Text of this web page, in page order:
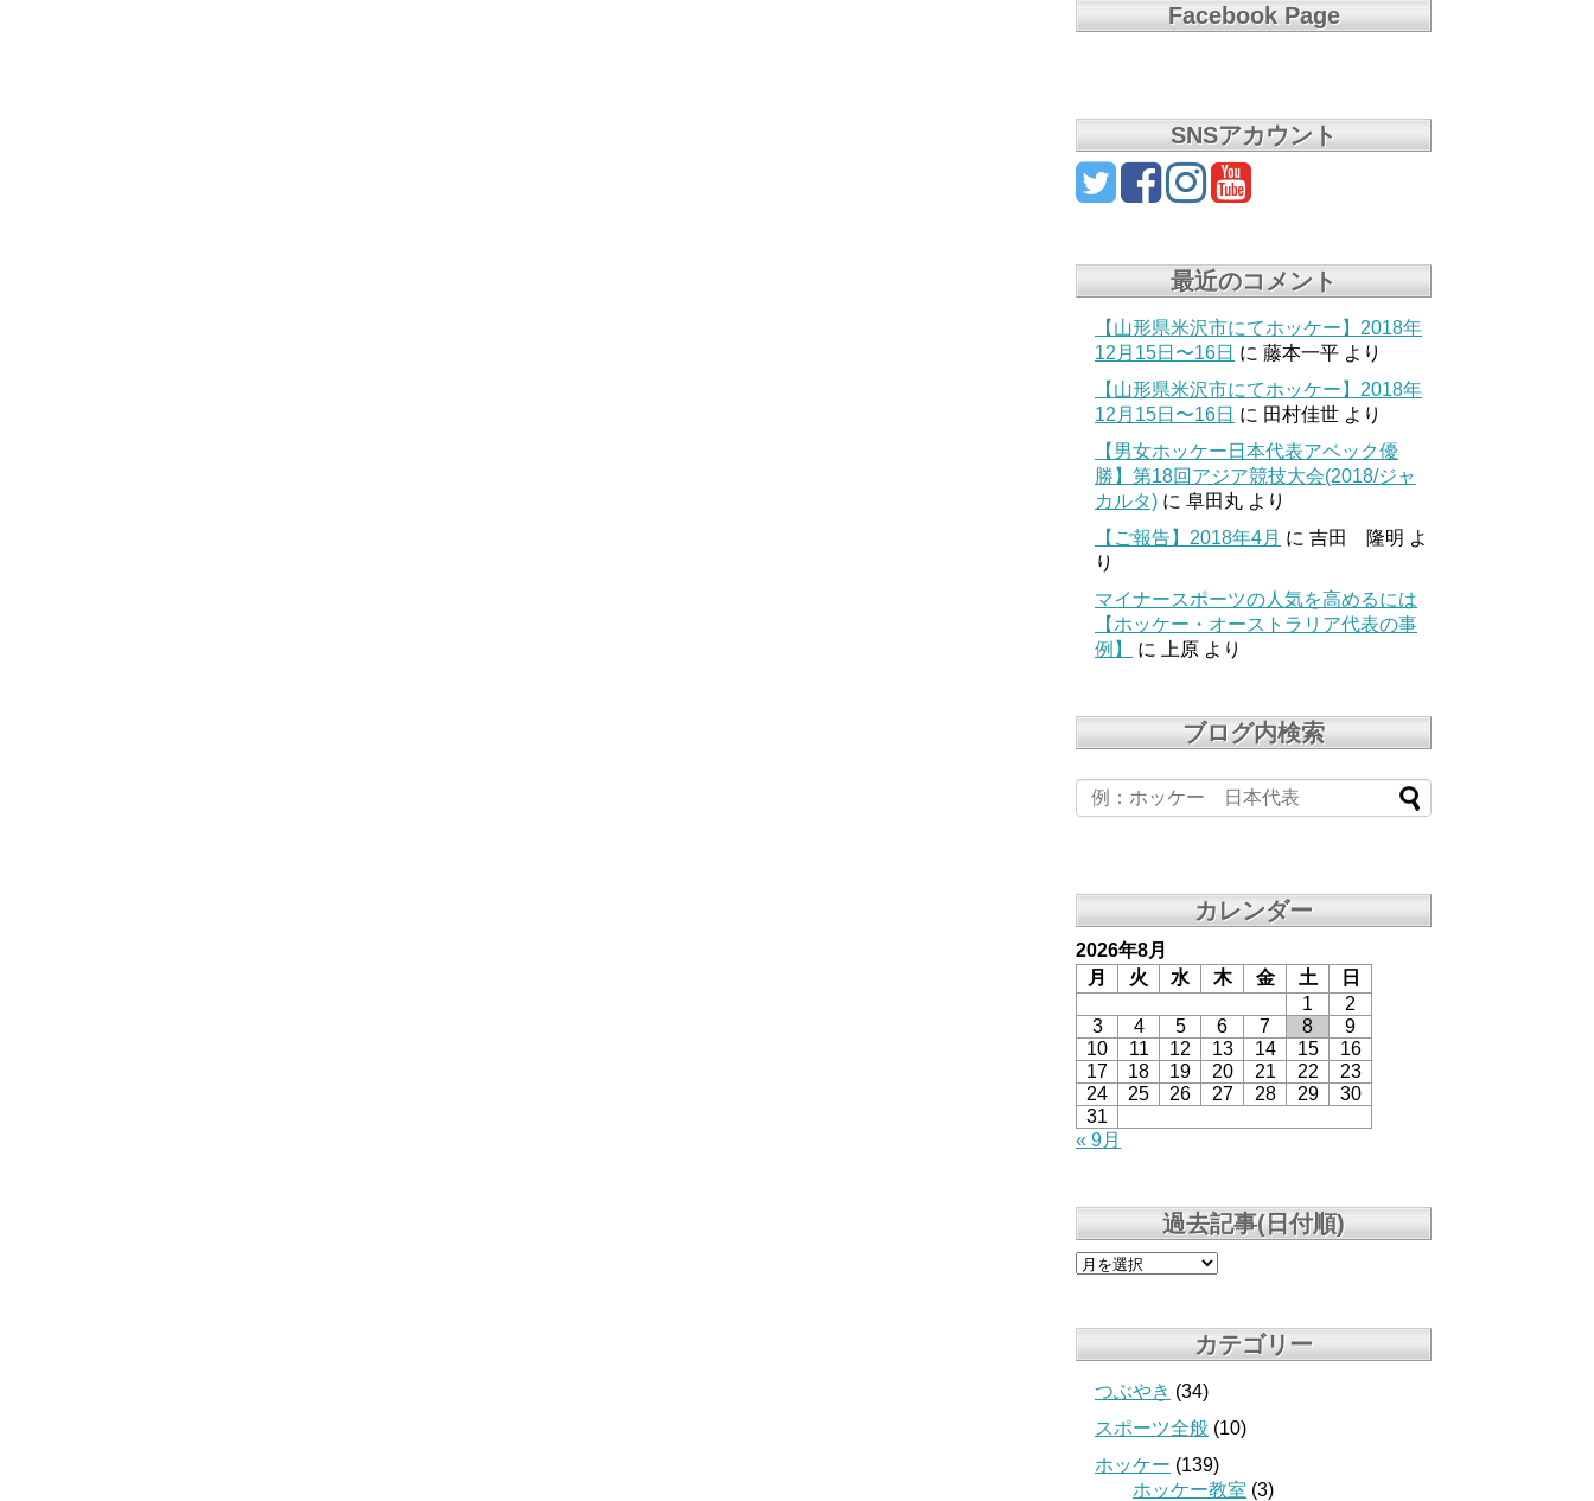
Facebook Page
SNSアカウント
最近のコメント
【山形県米沢市にてホッケー】2018年
12月15日〜16日 に 藤本一平 より
【山形県米沢市にてホッケー】2018年
12月15日〜16日 に 田村佳世 より
【男女ホッケー日本代表アベック優
勝】第18回アジア競技大会(2018/ジャ
カルタ) に 阜田丸 より
【ご報告】2018年4月 に 吉田 隆明 よ
り
マイナースポーツの人気を高めるには
【ホッケー・オーストラリア代表の事
例】
に 上原 より
ブログ内検索
カレンダー
2026年8月
月
火 水 木 金 土
日
1
2
3
4 5 6 7 8
9
10
11 12 13 14 15
16
17
18 19 20 21 22
23
24
25 26 27 28 29
30
31
« 9月
過去記事(日付順)
カテゴリー
つぶやき (34)
スポーツ全般 (10)
ホッケー (139)
ホッケー教室 (3)